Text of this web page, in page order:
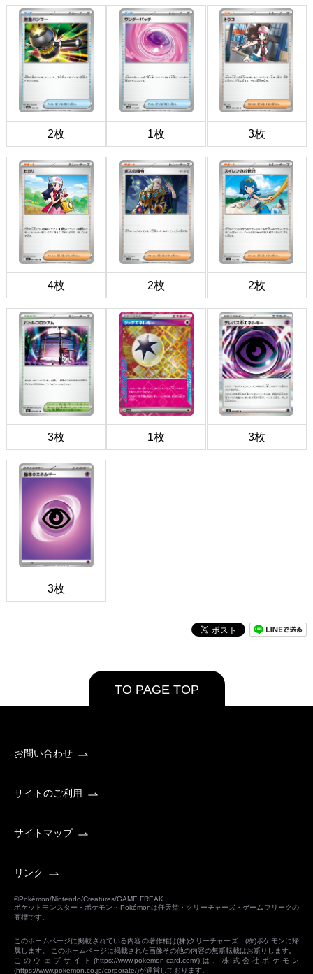
2枚 1枚 3枚
4枚 2枚 2枚
3枚 1枚 3枚
3枚
TO PAGE TOP
お問い合わせ
サイトのご利用
サイトマップ
リンク
©Pokémon/Nintendo/Creatures/GAME FREAK
ポケットモンスター・ポケモン・Pokémonは任天堂・クリーチャーズ・ゲームフリークの
商標です。
このホームページに掲載されている内容の著作権は(株)クリーチャーズ、(株)ポケモンに帰
属します。 このホームページに掲載された画像その他の内容の無断転載はお断りします。
このウェブサイト(https://www.pokemon-card.com/)は、株式会社ポケモン
(https://www.pokemon.co.jp/corporate/)が運営しております。